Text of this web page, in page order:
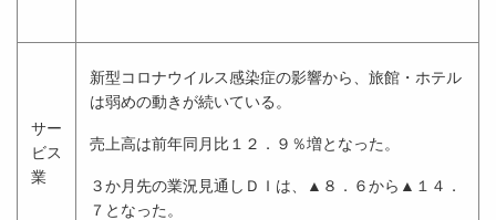
サー
ビス
業
新型コロナウイルス感染症の影響から、旅館・ホテル
は弱めの動きが続いている。
売上高は前年同月比１２．９％増となった。
３か月先の業況見通しＤＩは、▲８．６から▲１４．
７となった。